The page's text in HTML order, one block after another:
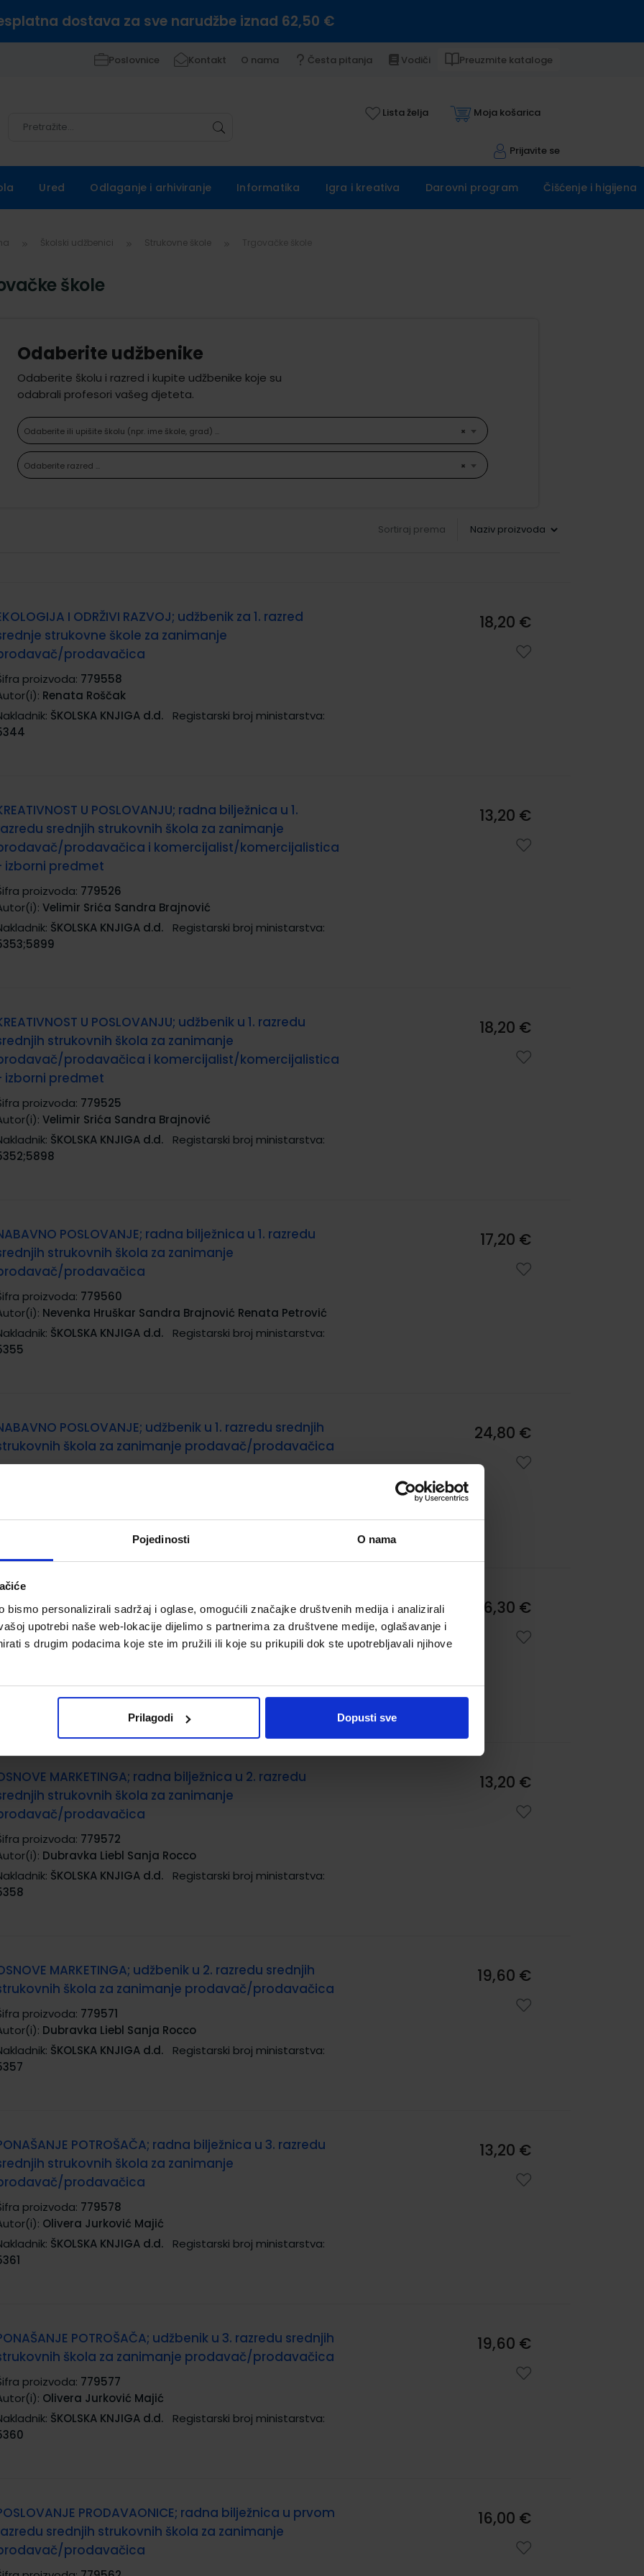
Pojedinosti O nama
bismo personalizirali sadržaj i oglase, omogućili značajke društvenih medija i analizirali
upotrebi naše web-lokacije dijelimo s partnerima za društvene medije, oglašavanje i
s drugim podacima koje ste im pružili ili koje su prikupili dok ste upotrebljavali njihove
Prilagodi Dopusti sve
dostava za sve narudžbe iznad 62,50 €
Poslovnice Kontakt O nama Česta pitanja Vodiči Preuzmite kataloge
Lista želja Moja košarica
Prijavite se
Ured Odlaganje i arhiviranje Informatika Igra i kreativa Darovni program Čišćenje i higijena
Školski udžbenici Strukovne škole
škole
Odaberite udžbenike
Odaberite školu i razred i kupite udžbenike koje su
odabrali profesori vašeg djeteta.
×
Odaberite ili upišite školu (npr. ime škole, grad) ...
×
Odaberite razred ...
Sortiraj prema
I ODRŽIVI RAZVOJ; udžbenik za 1. razred
strukovne škole za zanimanje
prodavačica
proizvoda: 779558
Renata Roščak
ŠKOLSKA KNJIGA d.d.
Registarski broj ministarstva:
18,20 €
U POSLOVANJU; radna bilježnica u 1.
srednjih strukovnih škola za zanimanje
prodavačica i komercijalist/komercijalistica
izborni predmet
proizvoda: 779526
Velimir Srića Sandra Brajnović
ŠKOLSKA KNJIGA d.d.
Registarski broj ministarstva:
13,20 €
U POSLOVANJU; udžbenik u 1. razredu
strukovnih škola za zanimanje
prodavačica i komercijalist/komercijalistica
izborni predmet
proizvoda: 779525
Velimir Srića Sandra Brajnović
ŠKOLSKA KNJIGA d.d.
Registarski broj ministarstva:
18,20 €
POSLOVANJE; radna bilježnica u 1. razredu
strukovnih škola za zanimanje
prodavačica
proizvoda: 779560
Nevenka Hruškar Sandra Brajnović Renata Petrović
ŠKOLSKA KNJIGA d.d.
Registarski broj ministarstva:
17,20 €
POSLOVANJE; udžbenik u 1. razredu srednjih
škola za zanimanje prodavač/prodavačica
24,80 €
ODNOSI S KUPCIMA; udžbenik za 3. razred srednje
škole za zanimanje prodavač/prodavačica
proizvoda:779582
ŠKOLSKA KNJIGA d.d.
Registarski broj ministarstva:
16,30 €
MARKETINGA; radna bilježnica u 2. razredu
strukovnih škola za zanimanje
prodavačica
proizvoda: 779572
Dubravka Liebl Sanja Rocco
ŠKOLSKA KNJIGA d.d.
Registarski broj ministarstva:
13,20 €
MARKETINGA; udžbenik u 2. razredu srednjih
škola za zanimanje prodavač/prodavačica
proizvoda: 779571
Dubravka Liebl Sanja Rocco
ŠKOLSKA KNJIGA d.d.
Registarski broj ministarstva:
19,60 €
POTROŠAČA; radna bilježnica u 3. razredu
strukovnih škola za zanimanje
prodavačica
proizvoda: 779578
Olivera Jurković Majić
ŠKOLSKA KNJIGA d.d.
Registarski broj ministarstva:
13,20 €
POTROŠAČA; udžbenik u 3. razredu srednjih
škola za zanimanje prodavač/prodavačica
proizvoda: 779577
Olivera Jurković Majić
ŠKOLSKA KNJIGA d.d.
Registarski broj ministarstva:
19,60 €
PRODAVAONICE; radna bilježnica u prvom
srednjih strukovnih škola za zanimanje
prodavačica
16,00 €